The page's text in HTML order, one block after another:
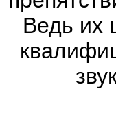
Ведь их